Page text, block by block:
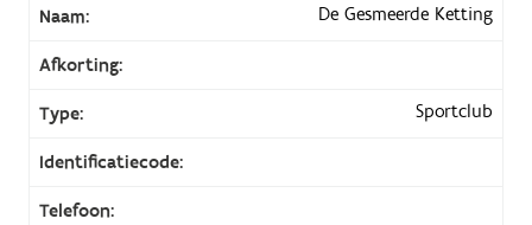
Naam: De Gesmeerde Ketting
Afkorting:
Type: Sportclub
Identificatiecode:
Telefoon: